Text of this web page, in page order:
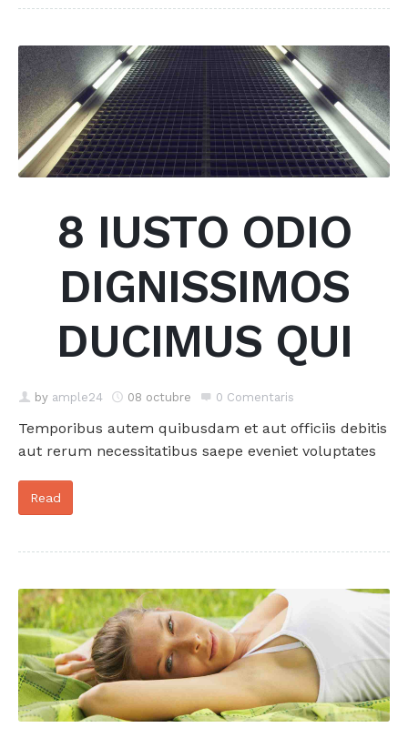
8 IUSTO ODIO
DIGNISSIMOS
DUCIMUS QUI
by ample24 08 octubre 0 Comentaris
Temporibus autem quibusdam et aut officiis debitis
aut rerum necessitatibus saepe eveniet voluptates
Read